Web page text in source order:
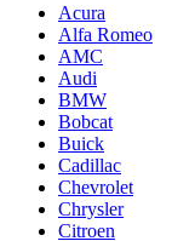
Acura
Alfa Romeo
AMC
Audi
BMW
Bobcat
Buick
Cadillac
Chevrolet
Chrysler
Citroen